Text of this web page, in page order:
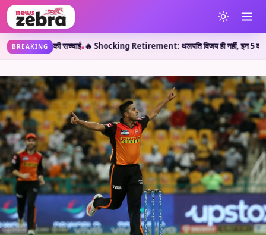
BREAKING
पोस्ट की सच्चाई •🔥 Shocking Retirement: थलपति विजय ही नहीं, इन 5 कलाकारों ने भी